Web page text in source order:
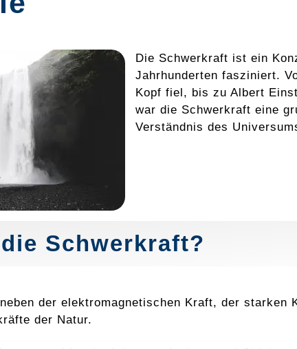
Die Schwerkraft ist ein
Jahrhunderten fasziniert.
Kopf fiel, bis zu Albert
war die Schwerkraft eine
Verständnis des
Schwerkraft?
der elektromagnetischen Kraft, der starken
der Natur.